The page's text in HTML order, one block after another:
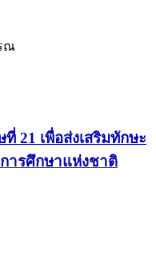
ณ
21 เพื่อส่งเสริมทักษะ
ารศึกษาแห่งชาติ